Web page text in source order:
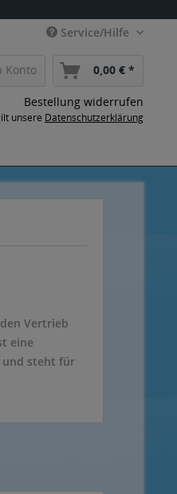
Service/Hilfe
Konto 0,00 € *
Bestellung widerrufen
unsere Datenschutzerklärung
Vertrieb
eine
und steht für